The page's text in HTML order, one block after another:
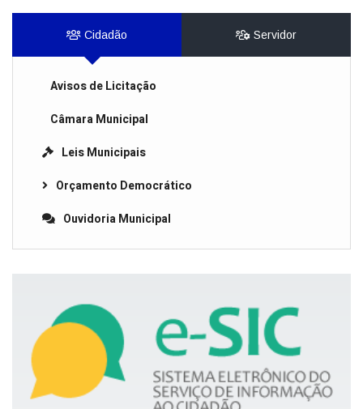
Cidadão Servidor
Avisos de Licitação
Câmara Municipal
Leis Municipais
Orçamento Democrático
Ouvidoria Municipal